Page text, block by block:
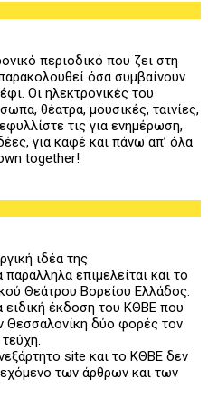
περιοδικό που ζει στη
όσα συμβαίνουν
Οι ηλεκτρονικές του
θέατρα, μουσικές, ταινίες,
τις για ενημέρωση,
για καφέ και πάνω απ’ όλα
together!
ιδέα της
παράλληλα επιμελείται και το
Θεάτρου Βορείου Ελλάδος.
ειδική έκδοση του ΚΘΒΕ που
Θεσσαλονίκη δύο φορές τον
site και το ΚΘΒΕ δεν
των άρθρων και των